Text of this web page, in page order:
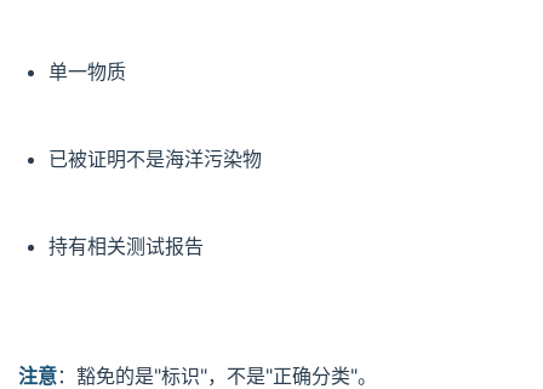
单一物质
已被证明不是海洋污染物
持有相关测试报告
注意：豁免的是"标识"，不是"正确分类"。